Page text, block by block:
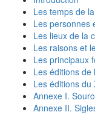
Les temps de
Les personnes
Les lieux de la
Les raisons et
Les principaux
Les éditions de
Les éditions du
Annexe I.
Annexe II.